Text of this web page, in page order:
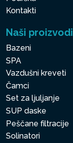
Kontakti
Naši proizvodi
Bazeni
SPA
Vazdušni kreveti
Čamci
Set za ljuljanje
SUP daske
Peščane filtracije
Solinatori